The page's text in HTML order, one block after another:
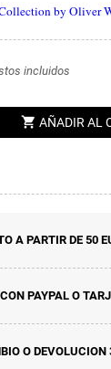
by Oliver
incluidos
shopping_cart AÑADIR AL
A PARTIR DE 50
PAYPAL O
O DEVOLUCION